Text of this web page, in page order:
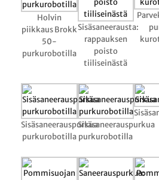
Holvin
piikkaus Brokk
50-
purkurobotilla
Sisäsaneerausta:
rappauksen
poisto
tiiliseinästä
Sisäsaneerauspurkua
purkurobotilla
Sisäsaneerauspurkua
purkurobotilla